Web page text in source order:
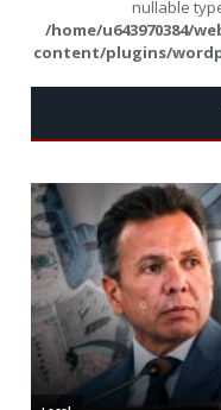
nullable
/home/u643970384/
content/plugins/